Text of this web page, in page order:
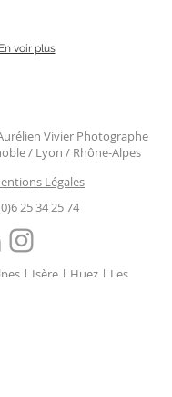
En voir plus
Vivier Photographe
/ Lyon / Rhône-Alpes
Légales
25 34 25 74
| Isère | Huez | Les